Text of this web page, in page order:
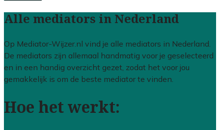
Alle mediators in Nederland
Op Mediator-Wijzer.nl vind je alle mediators in Nederland.
De mediators zijn allemaal handmatig voor je geselecteerd
en in een handig overzicht gezet, zodat het voor jou
gemakkelijk is om de beste mediator te vinden.
Hoe het werkt: